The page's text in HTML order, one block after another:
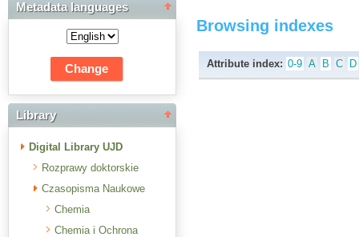
Metadata languages
Library
Digital Library UJD
Rozprawy doktorskie
Czasopisma Naukowe
Chemia
Chemia i Ochrona
Browsing indexes
Attribute index: 0-9 A B C D